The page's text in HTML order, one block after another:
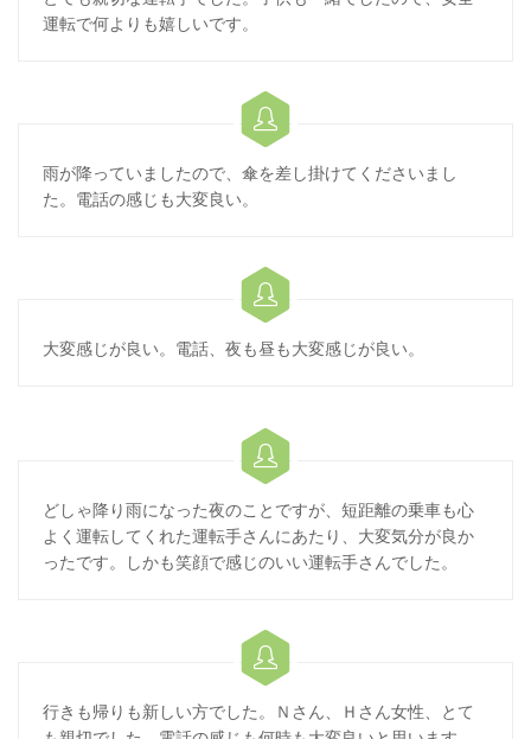
運転で何よりも嬉しいです。

雨が降っていましたので、傘を差し掛けてくださいまし
た。電話の感じも大変良い。

大変感じが良い。電話、夜も昼も大変感じが良い。

どしゃ降り雨になった夜のことですが、短距離の乗車も心
よく運転してくれた運転手さんにあたり、大変気分が良か
ったです。しかも笑顔で感じのいい運転手さんでした。

行きも帰りも新しい方でした。Ｎさん、Ｈさん女性、とて